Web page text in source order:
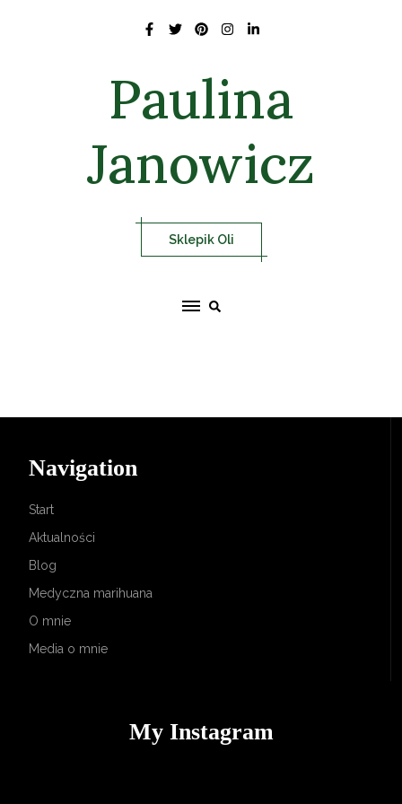
Paulina
Janowicz
Sklepik Oli
Navigation
Start
Aktualności
Blog
Medyczna marihuana
O mnie
Media o mnie
My Instagram